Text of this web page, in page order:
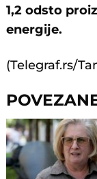
1,2 odsto
energije.
(Telegraf.rs/